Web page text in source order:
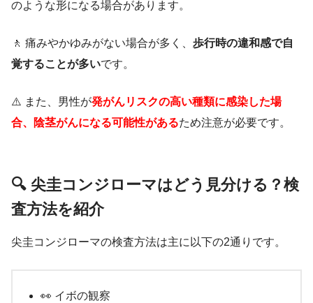
のような形になる場合があります。
🚶 痛みやかゆみがない場合が多く、 歩行時の違和感で自
覚することが多いです。
⚠️ また、男性が発がんリスクの高い種類に感染した場
合、陰茎がんになる可能性があるため注意が必要です。
🔍 尖圭コンジローマはどう見分ける？検
査方法を紹介
尖圭コンジローマの検査方法は主に以下の2通りです。
👀 イボの観察